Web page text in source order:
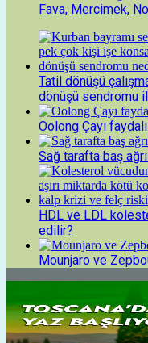
Fava, Mercimek,
Tatil dönüşü
dönüşü sendromu
Oolong Çayı faydalı
Sağ tarafta baş
HDL ve LDL
edilir?
Mounjaro ve